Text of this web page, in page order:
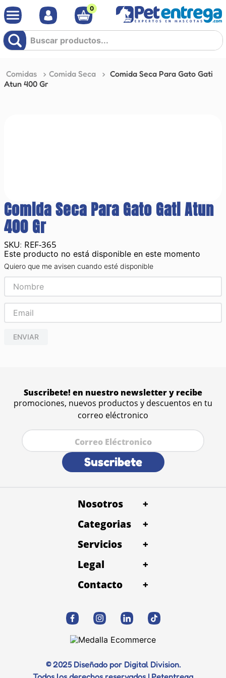
0
Buscar productos...
Comidas Comida Seca
Comida Seca Para Gato Gati
Atun 400 Gr
Comida Seca Para Gato Gati Atun
400 Gr
: REF-365
Este producto no está disponible en este momento
Quiero que me avisen cuando esté disponible
ENVIAR
Suscribete! en nuestro newsletter y recibe
promociones, nuevos productos y descuentos en tu
correo eléctronico
Suscribete
Nosotros
+
Categorias
+
Servicios
+
Legal
+
Contacto
+
© 2025 Diseñado por Digital Division.